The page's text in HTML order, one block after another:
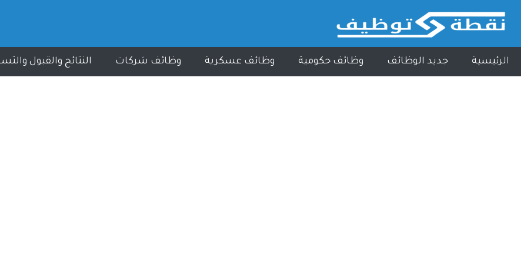
الرئيسية جديد الوظائف وظائف حكومية وظائف عسكرية وظائف شركات النتائج والقبول